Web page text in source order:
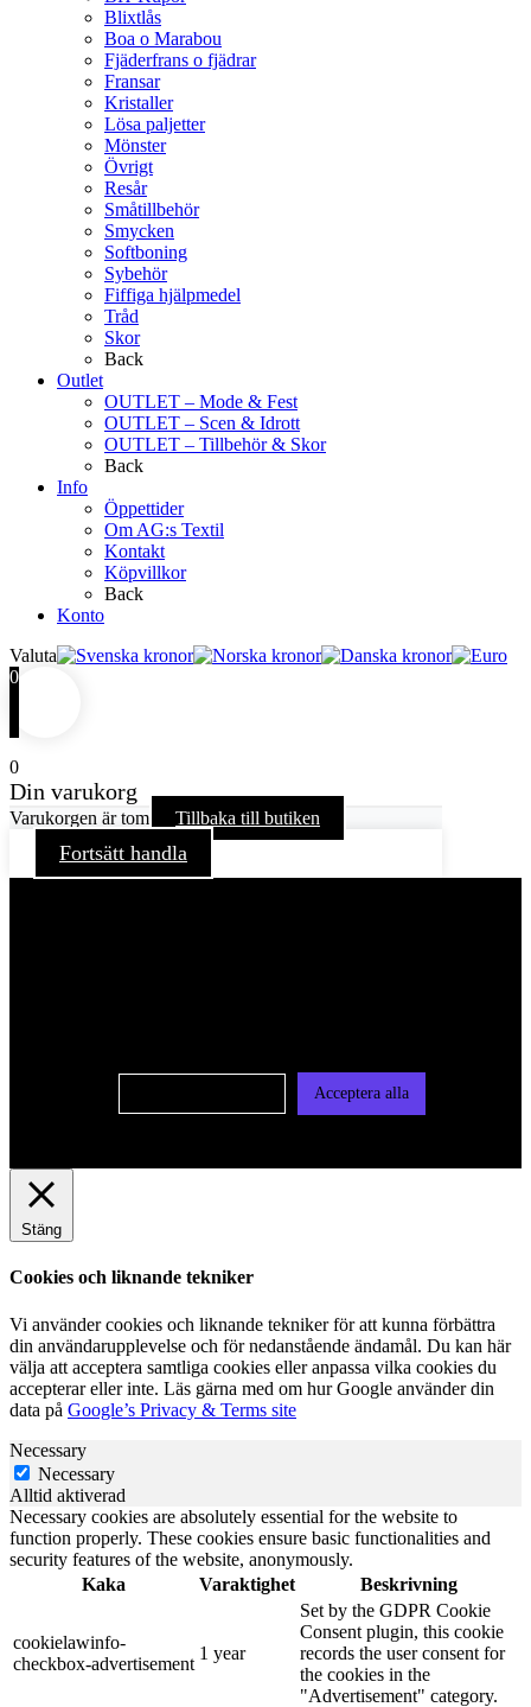
Blixtlås
Boa o Marabou
Fjäderfrans o fjädrar
Fransar
Kristaller
Lösa paljetter
Mönster
Övrigt
Resår
Småtillbehör
Smycken
Softboning
Sybehör
Fiffiga hjälpmedel
Tråd
Skor
Back
Outlet
OUTLET – Mode & Fest
OUTLET – Scen & Idrott
OUTLET – Tillbehör & Skor
Back
Info
Öppettider
Om AG:s Textil
Kontakt
Köpvillkor
Back
Konto
Valuta
0
0
Din varukorg
Varukorgen är tom Tillbaka till butiken
Fortsätt handla
Acceptera alla
Stäng
Cookies och liknande tekniker
Vi använder cookies och liknande tekniker för att kunna förbättra
din användarupplevelse och för nedanstående ändamål. Du kan här
välja att acceptera samtliga cookies eller anpassa vilka cookies du
accepterar eller inte. Läs gärna med om hur Google använder din
data på Google’s Privacy & Terms site
Necessary
Necessary
Alltid aktiverad
Necessary cookies are absolutely essential for the website to
function properly. These cookies ensure basic functionalities and
security features of the website, anonymously.
Kaka
Varaktighet Beskrivning
cookielawinfo-
checkbox-advertisement
1 year
Set by the GDPR Cookie
Consent plugin, this cookie
records the user consent for
the cookies in the
"Advertisement" category.